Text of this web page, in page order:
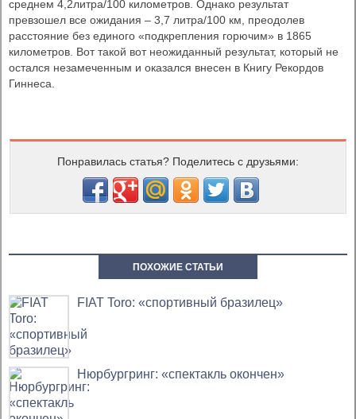
среднем 4,2литра/100 километров. Однако результат
превзошел все ожидания – 3,7 литра/100 км, преодолев
расстояние без единого «подкрепления горючим» в 1865
километров. Вот такой вот неожиданный результат, который не
остался незамеченным и оказался внесен в Книгу Рекордов
Гиннеса.
Понравилась статья? Поделитесь с друзьями:
ПОХОЖИЕ СТАТЬИ
FIAT Toro: «спортивный бразилец»
Нюрбургринг: «спектакль окончен»